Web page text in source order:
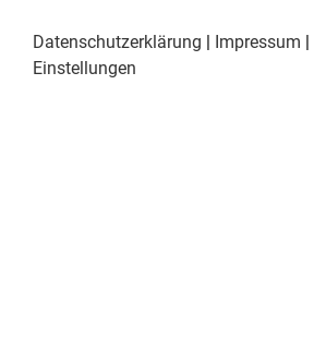
Datenschutzerklärung | Impressum |
Einstellungen